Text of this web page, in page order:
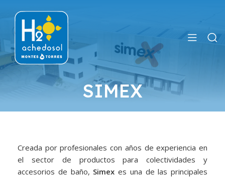
SIMEX
Creada por profesionales con años de experiencia en
el sector de productos para colectividades y
accesorios de baño, Simex es una de las principales